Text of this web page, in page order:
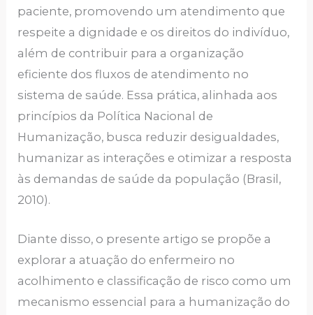
paciente, promovendo um atendimento que
respeite a dignidade e os direitos do indivíduo,
além de contribuir para a organização
eficiente dos fluxos de atendimento no
sistema de saúde. Essa prática, alinhada aos
princípios da Política Nacional de
Humanização, busca reduzir desigualdades,
humanizar as interações e otimizar a resposta
às demandas de saúde da população (Brasil,
2010).
Diante disso, o presente artigo se propõe a
explorar a atuação do enfermeiro no
acolhimento e classificação de risco como um
mecanismo essencial para a humanização do